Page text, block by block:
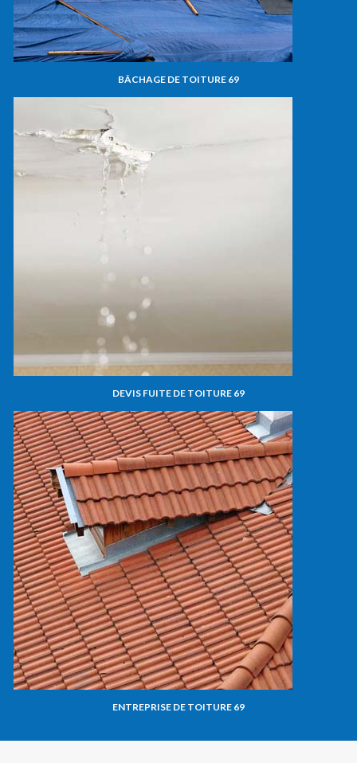
BÂCHAGE DE TOITURE 69
DEVIS FUITE DE TOITURE 69
ENTREPRISE DE TOITURE 69